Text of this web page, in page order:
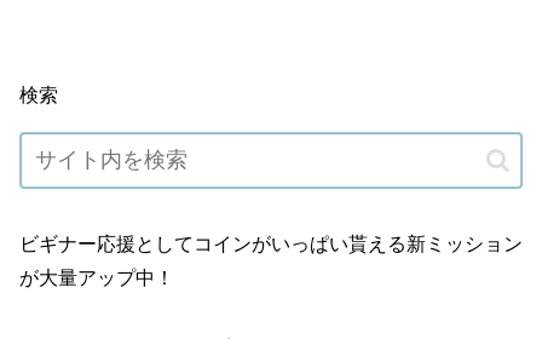
検索
ビギナー応援としてコインがいっぱい貰える新ミッション
が大量アップ中！